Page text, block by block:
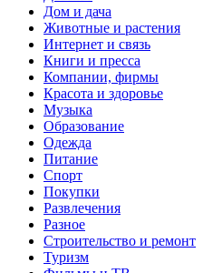
Дом и дача
Животные и растения
Интернет и связь
Книги и пресса
Компании, фирмы
Красота и здоровье
Музыка
Образование
Одежда
Питание
Спорт
Покупки
Развлечения
Разное
Строительство и ремонт
Туризм